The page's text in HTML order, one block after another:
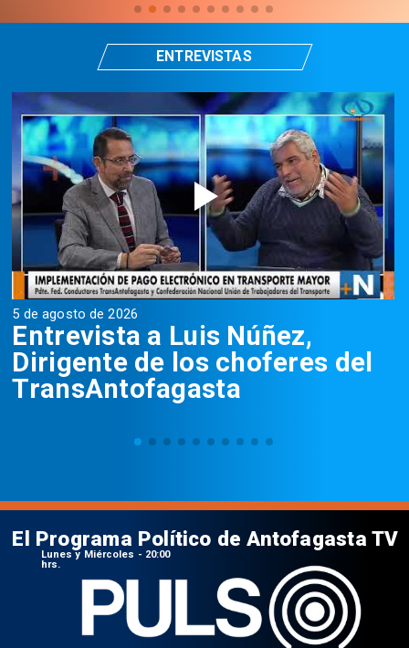
5 de agosto de 2026
Entrevista a Luis Núñez,
Dirigente de los choferes del
TransAntofagasta
ENTREVISTAS
El Programa Político de Antofagasta TV
Lunes y Miércoles - 20:00
hrs.